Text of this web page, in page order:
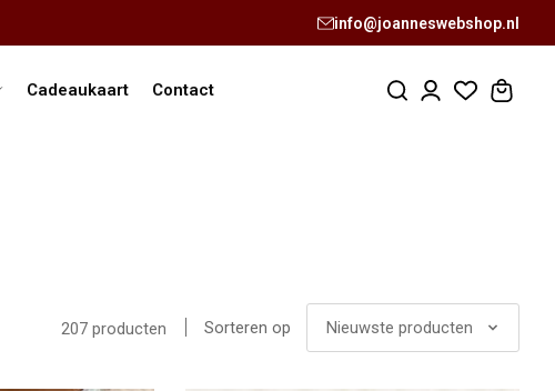
info@joanneswebshop.nl
Cadeaukaart Contact
207 producten Sorteren op Nieuwste producten